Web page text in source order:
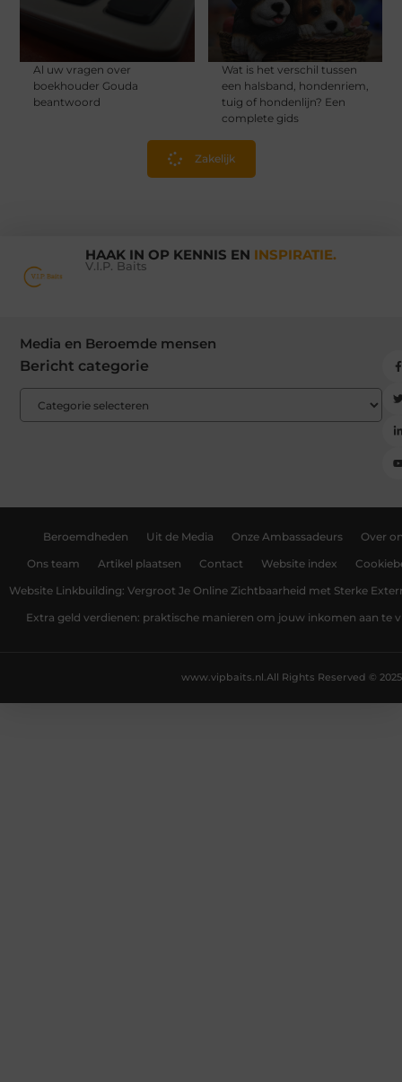
Al uw vragen over
boekhouder Gouda
beantwoord
Wat is het verschil tussen
een halsband, hondenriem,
tuig of hondenlijn? Een
complete gids
Zakelijk
HAAK IN OP KENNIS EN INSPIRATIE.
V.I.P. Baits
Media en Beroemde mensen
Bericht categorie
Beroemdheden Uit de Media Onze Ambassadeurs Over
Ons team Artikel plaatsen Contact Website index
Website Linkbuilding: Vergroot Je Online Zichtbaarheid met Sterke
Extra geld verdienen: praktische manieren om jouw inkomen aan te
All Rights Reserved © 2025
www.vipbaits.nl.